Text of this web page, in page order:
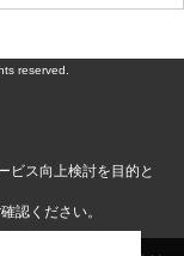
reserved.
ビス向上検討を目的と
認ください。